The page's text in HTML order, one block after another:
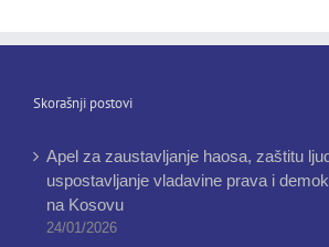
Skorašnji postovi
Apel za zaustavljanje haosa, zaštitu
uspostavljanje vladavine prava i
na Kosovu
24/01/2026